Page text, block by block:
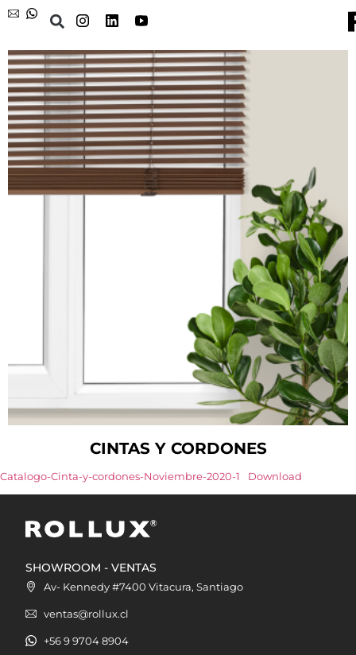
CINTAS Y CORDONES
Catalogo-Cinta-y-cordones-Noviembre-2020-1 Download
SHOWROOM - VENTAS
Av- Kennedy #7400 Vitacura, Santiago
ventas@rollux.cl
+56 9 9704 8904